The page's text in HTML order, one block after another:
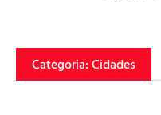
Categoria: Cidades